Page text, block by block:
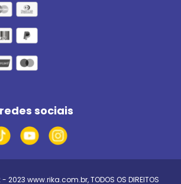
sociais
- 2023 www.rika.com.br, TODOS OS DIREITOS